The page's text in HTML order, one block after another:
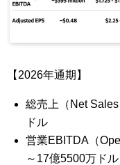
【2026年通期】
総売上（Net
ドル
営業EBITDA（
～17億5500万ドル